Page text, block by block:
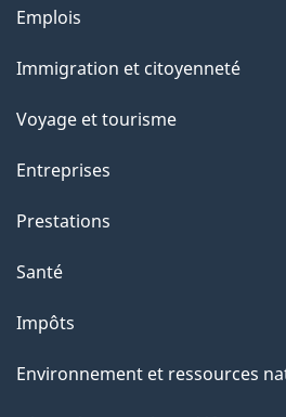
l
a
a
g
"
Thèmes
sujets
Emplois
Immigration et citoyenneté
Voyage et tourisme
Entreprises
Prestations
Santé
Impôts
Environnement et ressources